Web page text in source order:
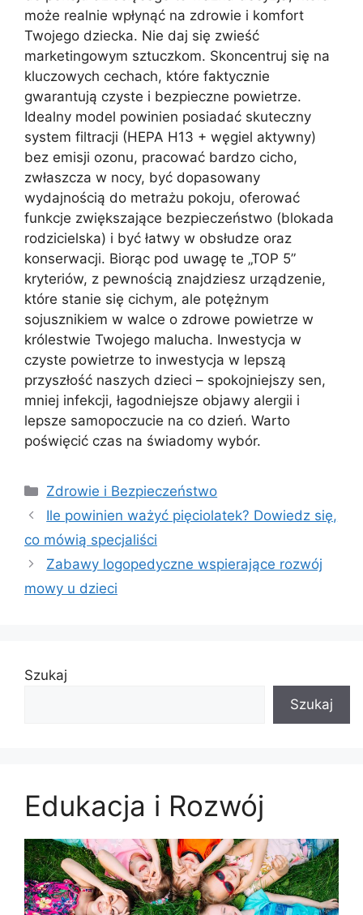
może realnie wpłynąć na zdrowie i komfort
Twojego dziecka. Nie daj się zwieść
marketingowym sztuczkom. Skoncentruj się na
kluczowych cechach, które faktycznie
gwarantują czyste i bezpieczne powietrze.
Idealny model powinien posiadać skuteczny
system filtracji (HEPA H13 + węgiel aktywny)
bez emisji ozonu, pracować bardzo cicho,
zwłaszcza w nocy, być dopasowany
wydajnością do metrażu pokoju, oferować
funkcje zwiększające bezpieczeństwo (blokada
rodzicielska) i być łatwy w obsłudze oraz
konserwacji. Biorąc pod uwagę te „TOP 5”
kryteriów, z pewnością znajdziesz urządzenie,
które stanie się cichym, ale potężnym
sojusznikiem w walce o zdrowe powietrze w
królestwie Twojego malucha. Inwestycja w
czyste powietrze to inwestycja w lepszą
przyszłość naszych dzieci – spokojniejszy sen,
mniej infekcji, łagodniejsze objawy alergii i
lepsze samopoczucie na co dzień. Warto
poświęcić czas na świadomy wybór.
Kategorie
Zdrowie i Bezpieczeństwo
Ile powinien ważyć pięciolatek? Dowiedz się,
co mówią specjaliści
Zabawy logopedyczne wspierające rozwój
mowy u dzieci
Szukaj
Szukaj
Edukacja i Rozwój